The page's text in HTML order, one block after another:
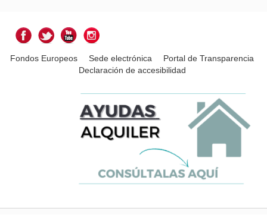
Fondos Europeos Sede electrónica
Portal de Transparencia
Declaración de accesibilidad